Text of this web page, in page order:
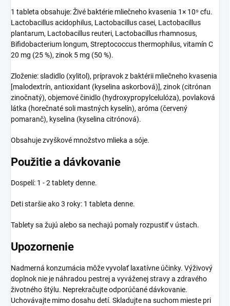
1 tableta obsahuje: Živé baktérie mliečneho kvasenia 1× 10⁹ cfu.
Lactobacillus acidophilus, Lactobacillus casei, Lactobacillus
plantarum, Lactobacillus reuteri, Lactobacillus rhamnosus,
Bifidobacterium longum, Streptococcus thermophilus, vitamín C
20 mg (25 %), zinok 5 mg (50 %).
Zloženie: sladidlo (xylitol), prípravok z baktérii mliečneho kvasenia
[malodextrín, antioxidant (kyselina askorbová)], zinok (citrónan
zinočnatý), objemové činidlo (hydroxypropylcelulóza), povlaková
látka (horečnaté soli mastných kyselín), aróma (červený
pomaranč), kyselina (kyselina citrónová).
Obsahuje zvyškové množstvo mlieka a sóje.
Použitie a dávkovanie
Dospelí: 1 - 2 tablety denne.
Deti staršie ako 3 roky: 1 tableta denne.
Tablety sa žujú alebo sa nechajú pomaly rozpustiť v ústach.
Upozornenie
Nadmerná konzumácia môže vyvolať laxatívne účinky. Výživový
doplnok nie je náhradou pestrej a vyváženej stravy a zdravého
životného štýlu. Neprekračujte odporúčané dávkovanie.
Uchovávajte mimo dosahu detí. Skladujte na suchom mieste pri